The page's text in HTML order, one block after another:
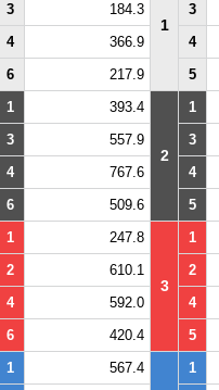
1
3 184.3 3
4 366.9 4
6 217.9 5
1 393.4
2
1
3 557.9 3
4 767.6 4
6 509.6 5
1 247.8
3
1
2 610.1 2
4 592.0 4
6 420.4 5
1 567.4 1